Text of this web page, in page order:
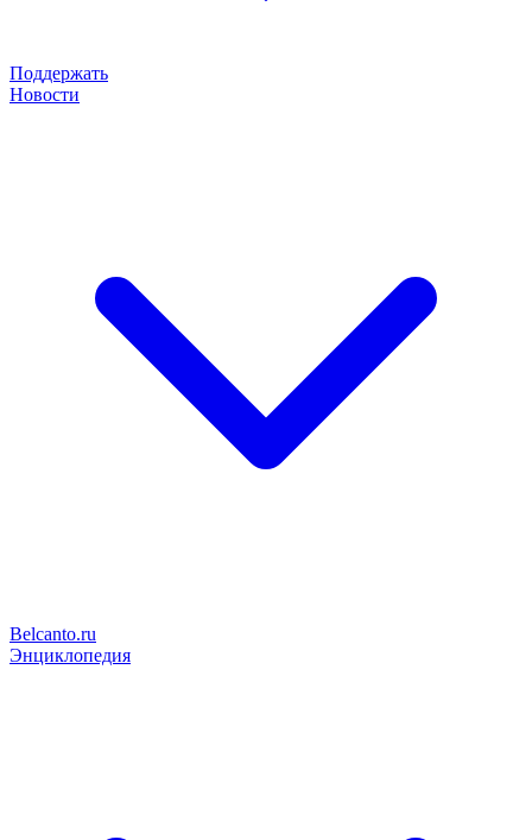
Поддержать
Новости
Belcanto.ru
Энциклопедия